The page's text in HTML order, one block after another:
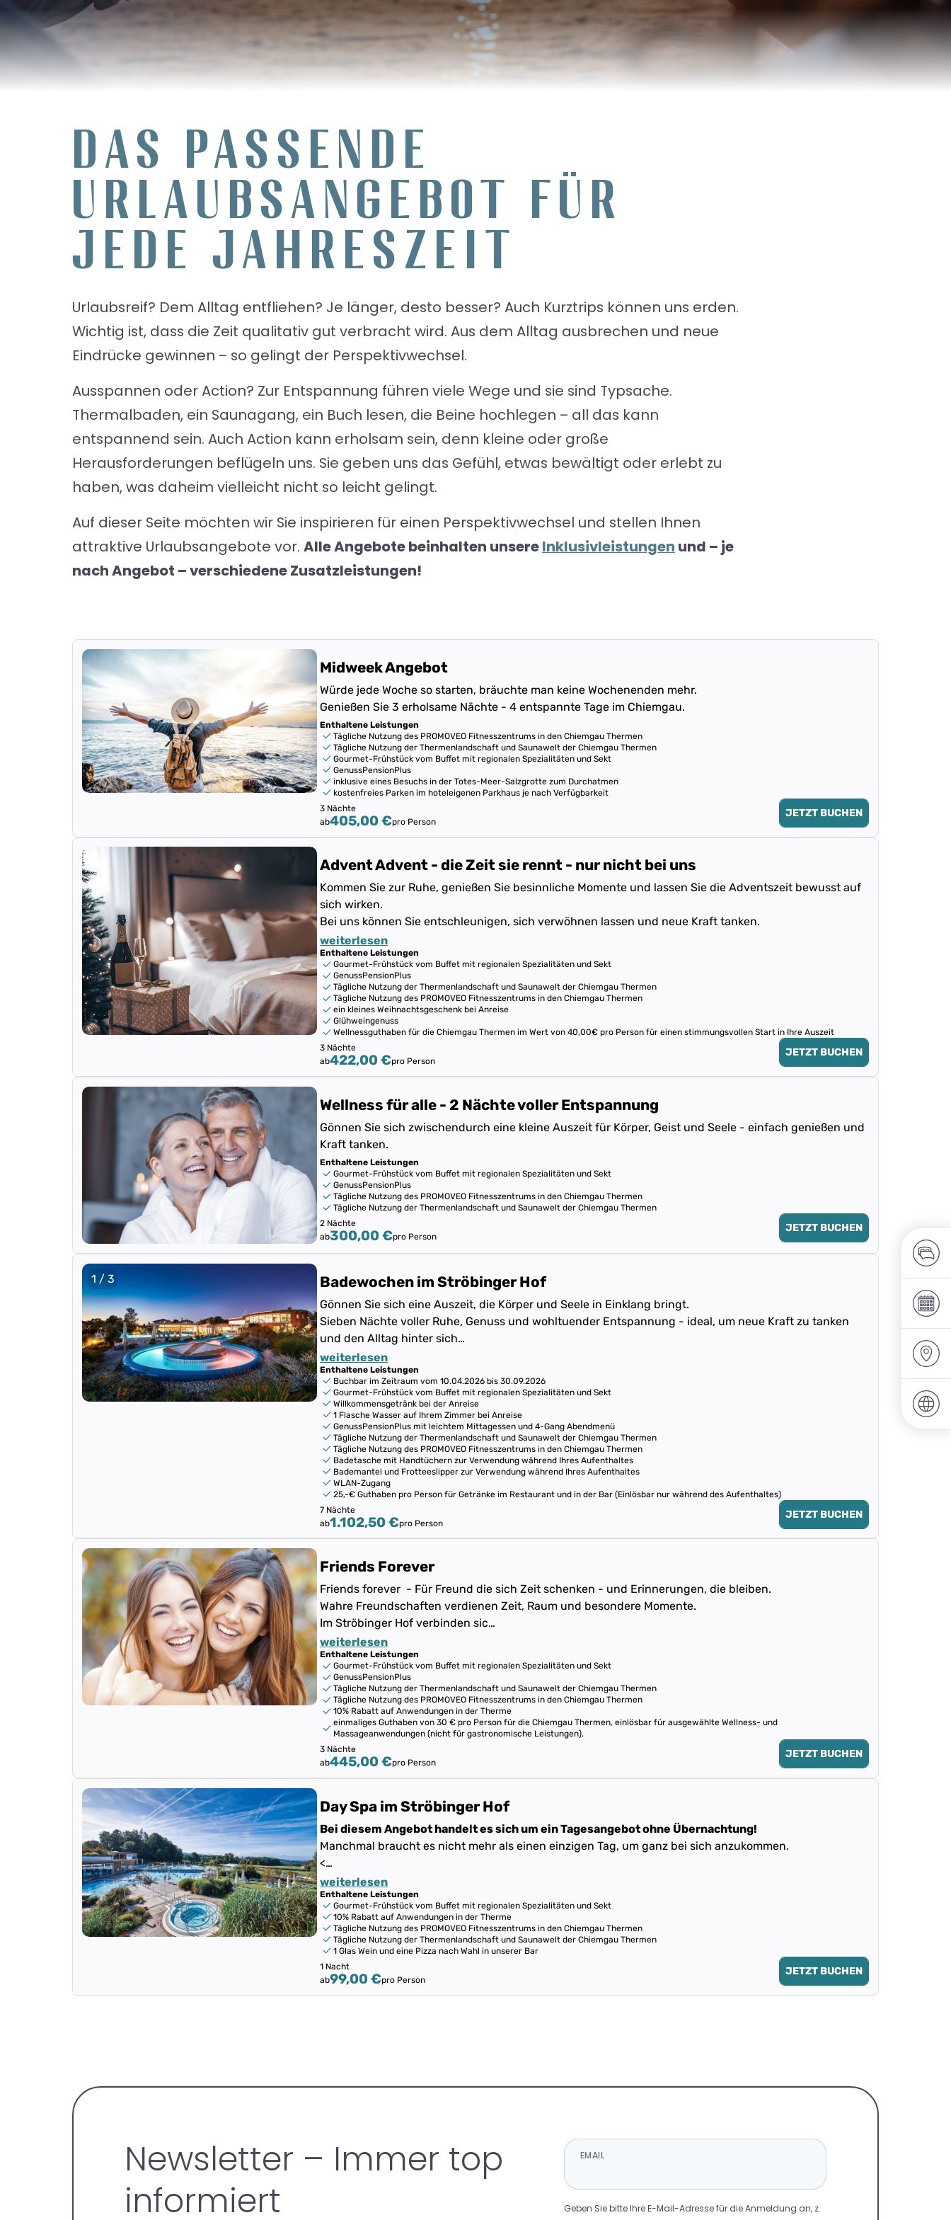
DAS PASSENDE
URLAUBSANGEBOT FÜR
JEDE JAHRESZEIT
Urlaubsreif? Dem Alltag entfliehen? Je länger, desto besser? Auch Kurztrips können uns erden.
Wichtig ist, dass die Zeit qualitativ gut verbracht wird. Aus dem Alltag ausbrechen und neue
Eindrücke gewinnen – so gelingt der Perspektivwechsel.
Ausspannen oder Action? Zur Entspannung führen viele Wege und sie sind Typsache.
Thermalbaden, ein Saunagang, ein Buch lesen, die Beine hochlegen – all das kann
entspannend sein. Auch Action kann erholsam sein, denn kleine oder große
Herausforderungen beflügeln uns. Sie geben uns das Gefühl, etwas bewältigt oder erlebt zu
haben, was daheim vielleicht nicht so leicht gelingt.
Auf dieser Seite möchten wir Sie inspirieren für einen Perspektivwechsel und stellen Ihnen
attraktive Urlaubsangebote vor. Alle Angebote beinhalten unsereInklusivleistungen und – je
nach Angebot – verschiedene Zusatzleistungen!
Midweek Angebot
Würde jede Woche so starten, bräuchte man keine Wochenenden mehr.
Genießen Sie 3 erholsame Nächte - 4 entspannte Tage im Chiemgau.
Enthaltene Leistungen
Tägliche Nutzung des PROMOVEO Fitnesszentrums in den Chiemgau Thermen
Tägliche Nutzung der Thermenlandschaft und Saunawelt der Chiemgau Thermen
Gourmet-Frühstück vom Buffet mit regionalen Spezialitäten und Sekt
GenussPensionPlus
inklusive eines Besuchs in der Totes-Meer-Salzgrotte zum Durchatmen
kostenfreies Parken im hoteleigenen Parkhaus je nach Verfügbarkeit
3 Nächte
ab405,00 €pro Person
JETZT BUCHEN
Advent Advent - die Zeit sie rennt - nur nicht bei uns
Kommen Sie zur Ruhe, genießen Sie besinnliche Momente und lassen Sie die Adventszeit bewusst auf
sich wirken.
Bei uns können Sie entschleunigen, sich verwöhnen lassen und neue Kraft tanken.
weiterlesen
Enthaltene Leistungen
Gourmet-Frühstück vom Buffet mit regionalen Spezialitäten und Sekt
GenussPensionPlus
Tägliche Nutzung der Thermenlandschaft und Saunawelt der Chiemgau Thermen
Tägliche Nutzung des PROMOVEO Fitnesszentrums in den Chiemgau Thermen
ein kleines Weihnachtsgeschenk bei Anreise
Glühweingenuss
Wellnessguthaben für die Chiemgau Thermen im Wert von 40,00€ pro Person für einen stimmungsvollen Start in Ihre Auszeit
3 Nächte
ab422,00 €pro Person
JETZT BUCHEN
Wellness für alle - 2 Nächte voller Entspannung
Gönnen Sie sich zwischendurch eine kleine Auszeit für Körper, Geist und Seele - einfach genießen und
Kraft tanken.
Enthaltene Leistungen
Gourmet-Frühstück vom Buffet mit regionalen Spezialitäten und Sekt
GenussPensionPlus
Tägliche Nutzung des PROMOVEO Fitnesszentrums in den Chiemgau Thermen
Tägliche Nutzung der Thermenlandschaft und Saunawelt der Chiemgau Thermen
2 Nächte
ab300,00 €pro Person
JETZT BUCHEN
1 / 3 Badewochen im Ströbinger Hof
Gönnen Sie sich eine Auszeit, die Körper und Seele in Einklang bringt.
Sieben Nächte voller Ruhe, Genuss und wohltuender Entspannung - ideal, um neue Kraft zu tanken
und den Alltag hinter sich…
weiterlesen
Enthaltene Leistungen
Buchbar im Zeitraum vom 10.04.2026 bis 30.09.2026
Gourmet-Frühstück vom Buffet mit regionalen Spezialitäten und Sekt
Willkommensgetränk bei der Anreise
1 Flasche Wasser auf Ihrem Zimmer bei Anreise
GenussPensionPlus mit leichtem Mittagessen und 4-Gang Abendmenü
Tägliche Nutzung der Thermenlandschaft und Saunawelt der Chiemgau Thermen
Tägliche Nutzung des PROMOVEO Fitnesszentrums in den Chiemgau Thermen
Badetasche mit Handtüchern zur Verwendung während Ihres Aufenthaltes
Bademantel und Frotteeslipper zur Verwendung während Ihres Aufenthaltes
WLAN-Zugang
25,-€ Guthaben pro Person für Getränke im Restaurant und in der Bar (Einlösbar nur während des Aufenthaltes)
7 Nächte
ab1.102,50 €pro Person
JETZT BUCHEN
Friends Forever
Friends forever - Für Freund die sich Zeit schenken - und Erinnerungen, die bleiben.
Wahre Freundschaften verdienen Zeit, Raum und besondere Momente.
Im Ströbinger Hof verbinden sic…
weiterlesen
Enthaltene Leistungen
Gourmet-Frühstück vom Buffet mit regionalen Spezialitäten und Sekt
GenussPensionPlus
Tägliche Nutzung der Thermenlandschaft und Saunawelt der Chiemgau Thermen
Tägliche Nutzung des PROMOVEO Fitnesszentrums in den Chiemgau Thermen
10% Rabatt auf Anwendungen in der Therme
einmaliges Guthaben von 30 € pro Person für die Chiemgau Thermen, einlösbar für ausgewählte Wellness- und
Massageanwendungen (nicht für gastronomische Leistungen).
3 Nächte
ab445,00 €pro Person
JETZT BUCHEN
Day Spa im Ströbinger Hof
Bei diesem Angebot handelt es sich um ein Tagesangebot ohne Übernachtung!
Manchmal braucht es nicht mehr als einen einzigen Tag, um ganz bei sich anzukommen.
<…
weiterlesen
Enthaltene Leistungen
Gourmet-Frühstück vom Buffet mit regionalen Spezialitäten und Sekt
10% Rabatt auf Anwendungen in der Therme
Tägliche Nutzung des PROMOVEO Fitnesszentrums in den Chiemgau Thermen
Tägliche Nutzung der Thermenlandschaft und Saunawelt der Chiemgau Thermen
1 Glas Wein und eine Pizza nach Wahl in unserer Bar
1 Nacht
ab99,00 €pro Person
JETZT BUCHEN
Newsletter – Immer top
informiert
EMAIL
Geben Sie bitte Ihre E-Mail-Adresse für die Anmeldung an, z.